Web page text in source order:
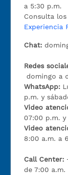
a 5:30 p.m.
Consulta
Experiencia
Chat:
Redes
domingo a
WhatsApp:
p.m. y
Video
07:00 p.m.
Video
8:00 a.m. a
Call Center:
de 7:00